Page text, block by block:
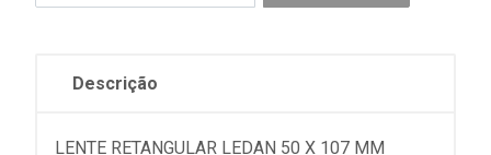
Descrição
LENTE RETANGULAR LEDAN 50 X 107 MM